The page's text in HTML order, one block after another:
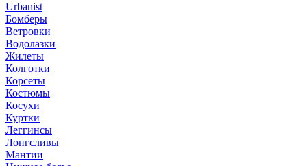
Urbanist
Бомберы
Ветровки
Водолазки
Жилеты
Колготки
Корсеты
Костюмы
Косухи
Куртки
Леггинсы
Лонгсливы
Мантии